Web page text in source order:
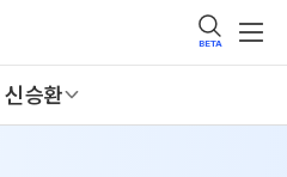
BETA
신승환